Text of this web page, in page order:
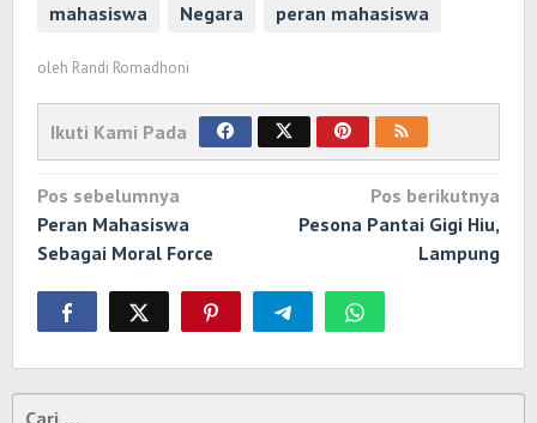
mahasiswa
Negara peran mahasiswa
oleh Randi Romadhoni
Ikuti Kami Pada
Navigasi
pos
Pos sebelumnya
Peran Mahasiswa
Sebagai Moral Force
Pos berikutnya
Pesona Pantai Gigi Hiu,
Lampung
Cari